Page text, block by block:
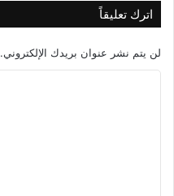
اترك تعليقاً
لن يتم نشر عنوان بريدك الإلكتروني.